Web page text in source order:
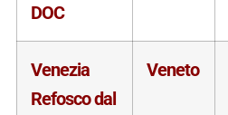
DOC
Venezia
Refosco dal
Veneto